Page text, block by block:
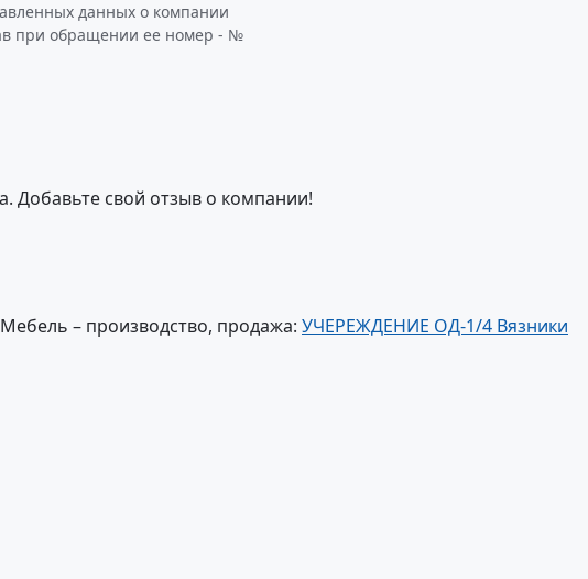
данных о компании
при обращении ее номер - №
Добавьте свой отзыв о компании!
– производство, продажа: УЧЕРЕЖДЕНИЕ ОД-1/4 Вязники